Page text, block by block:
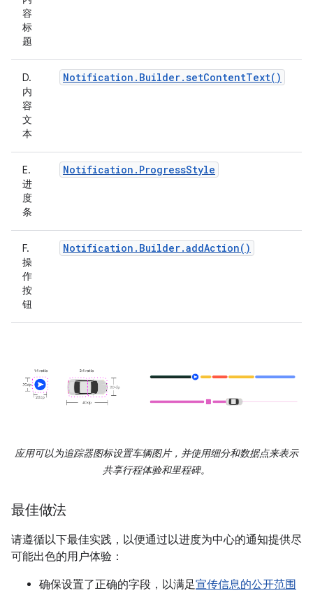
容
标
题
D.
内
容
文
本
Notification.Builder.setContentText()
E.
进
度
条
Notification.ProgressStyle
F.
操
作
按
钮
Notification.Builder.addAction()
应用可以为追踪器图标设置车辆图片，并使用细分和数据点来表示
共享行程体验和里程碑。
最佳做法
请遵循以下最佳实践，以便通过以进度为中心的通知提供尽
可能出色的用户体验：
确保设置了正确的字段，以满足宣传信息的公开范围